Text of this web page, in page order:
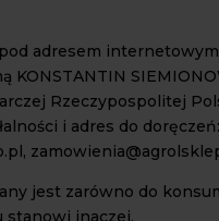
adresem
KONSTANTIN
Rzeczypospolitej
i adres do
jest zarówno do
stanowi inaczej.